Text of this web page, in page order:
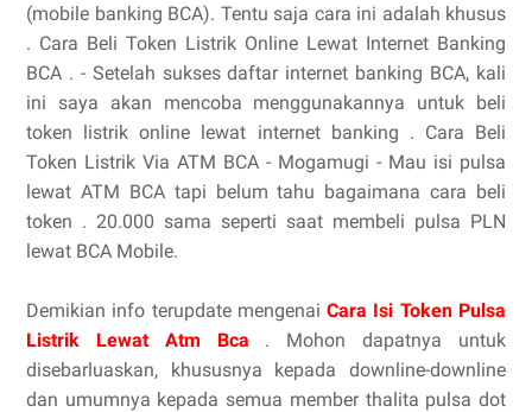
(mobile banking BCA). Tentu saja cara ini adalah khusus
. Cara Beli Token Listrik Online Lewat Internet Banking
BCA . - Setelah sukses daftar internet banking BCA, kali
ini saya akan mencoba menggunakannya untuk beli
token listrik online lewat internet banking . Cara Beli
Token Listrik Via ATM BCA - Mogamugi - Mau isi pulsa
lewat ATM BCA tapi belum tahu bagaimana cara beli
token . 20.000 sama seperti saat membeli pulsa PLN
lewat BCA Mobile.
Demikian info terupdate mengenaiCara Isi Token Pulsa
Listrik Lewat Atm Bca . Mohon dapatnya untuk
disebarluaskan, khususnya kepada downline-downline
dan umumnya kepada semua member thalita pulsa dot